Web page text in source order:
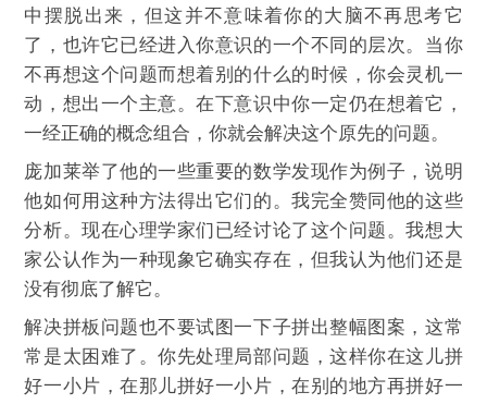
中摆脱出来，但这并不意味着你的大脑不再思考它
了，也许它已经进入你意识的一个不同的层次。当你
不再想这个问题而想着别的什么的时候，你会灵机一
动，想出一个主意。在下意识中你一定仍在想着它，
一经正确的概念组合，你就会解决这个原先的问题。
庞加莱举了他的一些重要的数学发现作为例子，说明
他如何用这种方法得出它们的。我完全赞同他的这些
分析。现在心理学家们已经讨论了这个问题。我想大
家公认作为一种现象它确实存在，但我认为他们还是
没有彻底了解它。
解决拼板问题也不要试图一下子拼出整幅图案，这常
常是太困难了。你先处理局部问题，这样你在这儿拼
好一小片，在那儿拼好一小片，在别的地方再拼好一